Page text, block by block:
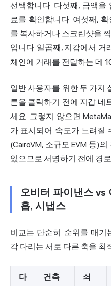
선택합니다. 다섯째, 금액
료를 확인합니다. 여섯째,
를 복사하거나 스크린샷을
입니다. 일곱째, 지갑에서 거
체인에 거래를 전달하는 데
일반 사용자를 위한 두 가지
튼을 클릭하기 전에 지갑 네
세요. 그렇지 않으면
가 표시되어 속도가 느려질
(CairoVM, 소규모 EVM 등)
있으므로 서명하기 전에 경
오비터 파이낸스 vs
홉, 시냅스
비교는 단순히 순위를 매기
각 다리는 서로 다른 축을
다
건축
쇠